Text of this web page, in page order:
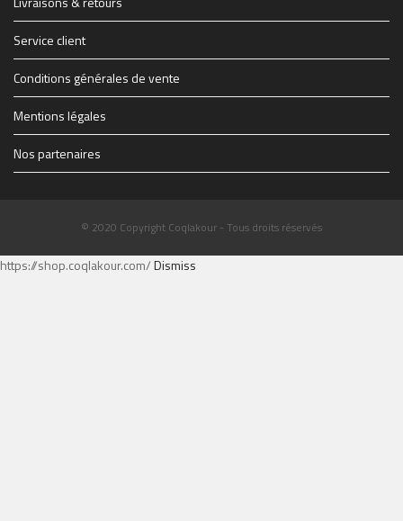
Service client
Conditions générales de vente
Mentions légales
Nos partenaires
© 2020 Copyright Coqlakour - Tous droits réservés
https://shop.coqlakour.com/Dismiss